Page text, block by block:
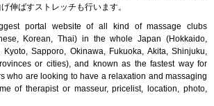
伸ばすストレッチも行います。
portal website of all kind of massage clubs
Korean, Thai) in the whole Japan (Hokkaido,
Sapporo, Okinawa, Fukuoka, Akita, Shinjuku,
or cities), and known as the fastest way for
who are looking to have a relaxation and massaging
of therapist or masseur, pricelist, location, photo,